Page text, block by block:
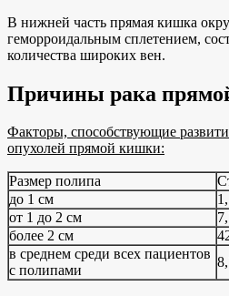
В нижней часть прямая кишка
геморроидальным сплетением,
количества широких вен.
Причины рака
Факторы, способствующие
опухолей прямой кишки:
Размер полипа
до 1 см
от 1 до 2 см
более 2 см
в среднем среди всех пациентов
с полипами